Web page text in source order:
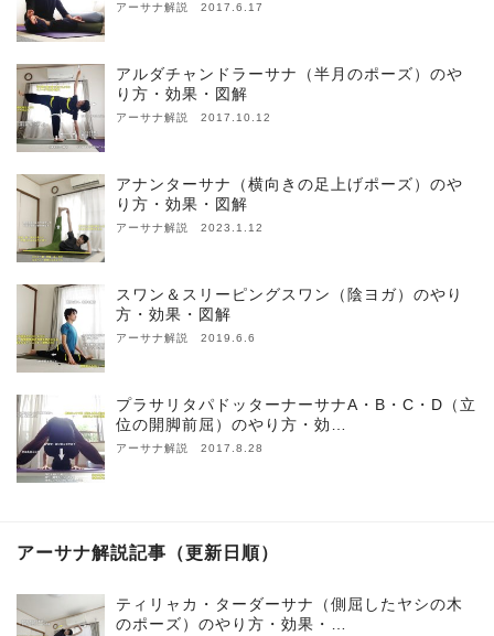
アーサナ解説 2017.6.17
アルダチャンドラーサナ（半月のポーズ）のや
り方・効果・図解
アーサナ解説 2017.10.12
アナンターサナ（横向きの足上げポーズ）のや
り方・効果・図解
アーサナ解説 2023.1.12
スワン＆スリーピングスワン（陰ヨガ）のやり
方・効果・図解
アーサナ解説 2019.6.6
プラサリタパドッターナーサナA・B・C・D（立
位の開脚前屈）のやり方・効…
アーサナ解説 2017.8.28
アーサナ解説記事（更新日順）
ティリャカ・ターダーサナ（側屈したヤシの木
のポーズ）のやり方・効果・…